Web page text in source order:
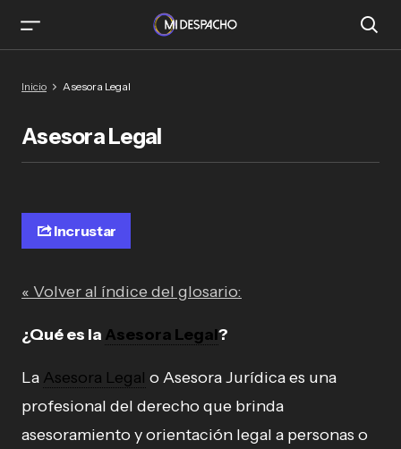
Inicio Asesora Legal
Asesora Legal
Incrustar
« Volver al índice del glosario:
¿Qué es la Asesora Legal?
La Asesora Legal o Asesora Jurídica es una
profesional del derecho que brinda
asesoramiento y orientación legal a personas o